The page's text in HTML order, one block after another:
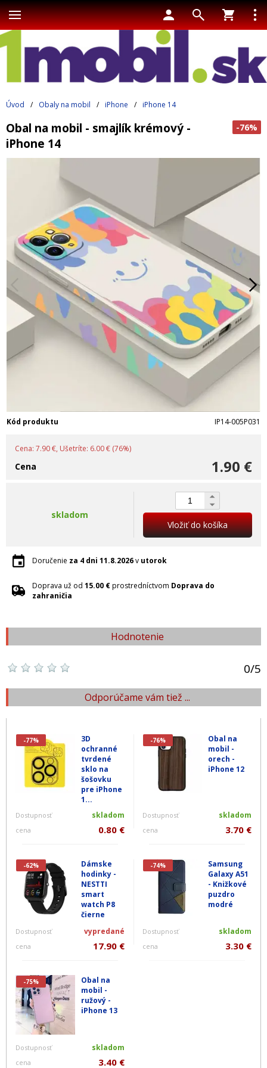
Úvod / Obaly na mobil / iPhone / iPhone 14
-76%
Obal na mobil - smajlík krémový -
iPhone 14
Kód produktu IP14-005P031
Cena: 7.90 €, Ušetríte: 6.00 € (76%)
1.90 €
Cena
skladom
Vložiť do košíka
Doručenie za 4 dni 11.8.2026v utorok
Doprava už od 15.00 €prostredníctvom Doprava do
zahraničia
Hodnotenie
0/5
Odporúčame vám tiež ...
-77%
3D
ochranné
tvrdené
sklo na
šošovku
pre iPhone
1...
Dostupnosť skladom
cena 0.80 €
-76%
Obal na
mobil -
orech -
iPhone 12
Dostupnosť skladom
cena 3.70 €
-62%
Dámske
hodinky -
NESTTI
smart
watch P8
čierne
Dostupnosť vypredané
cena 17.90 €
-74%
Samsung
Galaxy A51
- Knižkové
puzdro
modré
Dostupnosť skladom
cena 3.30 €
-75%
Obal na
mobil -
ružový -
iPhone 13
Dostupnosť skladom
cena 3.40 €